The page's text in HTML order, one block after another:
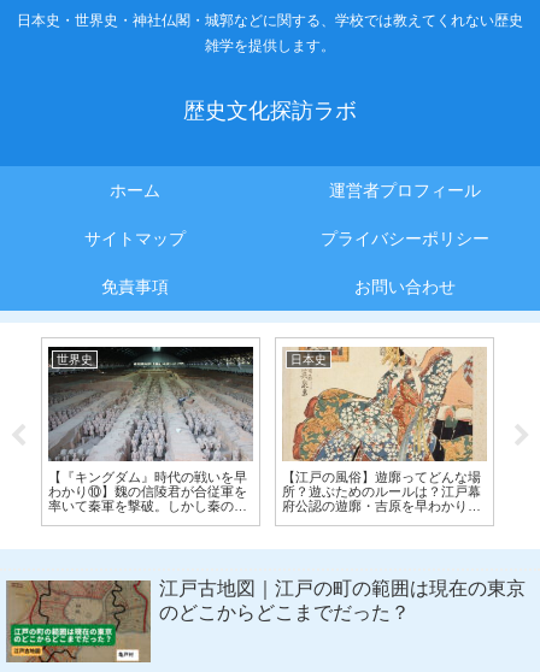
日本史・世界史・神社仏閣・城郭などに関する、学校では教えてくれない歴史
雑学を提供します。
歴史文化探訪ラボ
ホーム 運営者プロフィール
サイトマップ プライバシーポリシー
免責事項 お問い合わせ
世界史
【『キングダム』時代の戦いを早
わかり⑩】魏の信陵君が合従軍を
率いて秦軍を撃破。しかし秦の離
日本史
【江戸の風俗】遊廓ってどんな場
所？遊ぶためのルールは？江戸幕
府公認の遊廓・吉原を早わかり！
江戸古地図｜江戸の町の範囲は現在の東京
のどこからどこまでだった？